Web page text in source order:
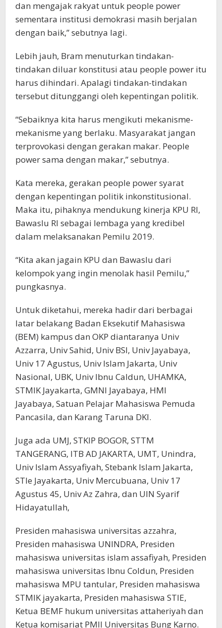
dan mengajak rakyat untuk people power
sementara institusi demokrasi masih berjalan
dengan baik,” sebutnya lagi.
Lebih jauh, Bram menuturkan tindakan-
tindakan diluar konstitusi atau people power itu
harus dihindari. Apalagi tindakan-tindakan
tersebut ditunggangi oleh kepentingan politik.
“Sebaiknya kita harus mengikuti mekanisme-
mekanisme yang berlaku. Masyarakat jangan
terprovokasi dengan gerakan makar. People
power sama dengan makar,” sebutnya.
Kata mereka, gerakan people power syarat
dengan kepentingan politik inkonstitusional.
Maka itu, pihaknya mendukung kinerja KPU RI,
Bawaslu RI sebagai lembaga yang kredibel
dalam melaksanakan Pemilu 2019.
“Kita akan jagain KPU dan Bawaslu dari
kelompok yang ingin menolak hasil Pemilu,”
pungkasnya.
Untuk diketahui, mereka hadir dari berbagai
latar belakang Badan Eksekutif Mahasiswa
(BEM) kampus dan OKP diantaranya Univ
Azzarra, Univ Sahid, Univ BSI, Univ Jayabaya,
Univ 17 Agustus, Univ Islam Jakarta, Univ
Nasional, UBK, Univ Ibnu Caldun, UHAMKA,
STMIK Jayakarta, GMNI Jayabaya, HMI
Jayabaya, Satuan Pelajar Mahasiswa Pemuda
Pancasila, dan Karang Taruna DKI.
Juga ada UMJ, STKIP BOGOR, STTM
TANGERANG, ITB AD JAKARTA, UMT, Unindra,
Univ Islam Assyafiyah, Stebank Islam Jakarta,
STIe Jayakarta, Univ Mercubuana, Univ 17
Agustus 45, Univ Az Zahra, dan UIN Syarif
Hidayatullah,
Presiden mahasiswa universitas azzahra,
Presiden mahasiswa UNINDRA, Presiden
mahasiswa universitas islam assafiyah, Presiden
mahasiswa universitas Ibnu Coldun, Presiden
mahasiswa MPU tantular, Presiden mahasiswa
STMIK jayakarta, Presiden mahasiswa STIE,
Ketua BEMF hukum universitas attaheriyah dan
Ketua komisariat PMII Universitas Bung Karno.